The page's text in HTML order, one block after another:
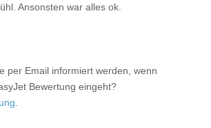
Ansonsten war alles ok.
per Email informiert werden, wenn
Bewertung eingeht?